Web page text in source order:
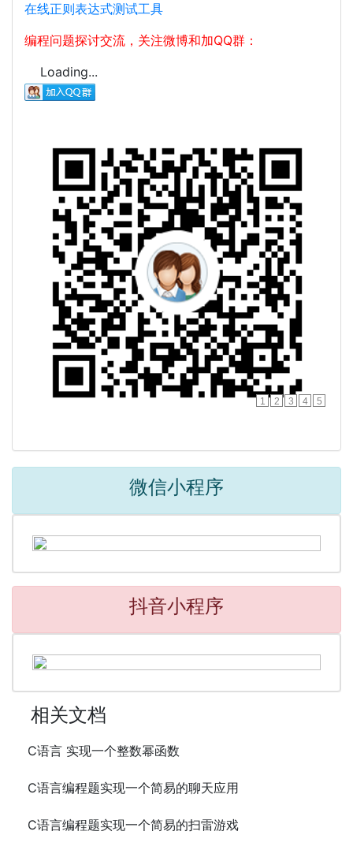
在线正则表达式测试工具
编程问题探讨交流，关注微博和加QQ群：
Loading...
1 2 3 4 5
微信小程序
抖音小程序
相关文档
C语言 实现一个整数幂函数
C语言编程题实现一个简易的聊天应用
C语言编程题实现一个简易的扫雷游戏